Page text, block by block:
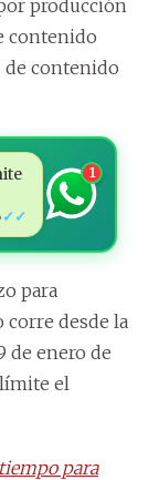
producción
contenido
de contenido
✓✓
1
para
desde la
de enero de
el
para